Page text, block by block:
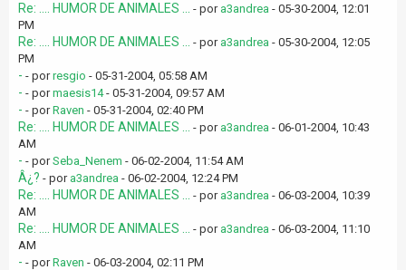
Re: .... HUMOR DE ANIMALES ... - por a3andrea - 05-30-2004, 12:01
PM
Re: .... HUMOR DE ANIMALES ... - por a3andrea - 05-30-2004, 12:05
PM
- - porresgio - 05-31-2004, 05:58 AM
- - pormaesis14- 05-31-2004, 09:57 AM
- - porRaven - 05-31-2004, 02:40 PM
Re: .... HUMOR DE ANIMALES ... - por a3andrea - 06-01-2004, 10:43
AM
- - porSeba_Nenem - 06-02-2004, 11:54 AM
Â¿? - por a3andrea - 06-02-2004, 12:24 PM
Re: .... HUMOR DE ANIMALES ... - por a3andrea - 06-03-2004, 10:39
AM
Re: .... HUMOR DE ANIMALES ... - por a3andrea - 06-03-2004, 11:10
AM
- - porRaven - 06-03-2004, 02:11 PM